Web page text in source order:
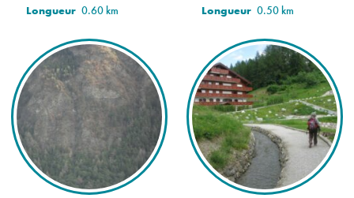
Longueur 0.60 km
Longueur 0.50 km